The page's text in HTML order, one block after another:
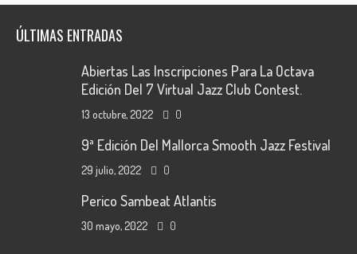
ÚLTIMAS ENTRADAS
Abiertas Las Inscripciones Para La Octava
Edición Del 7 Virtual Jazz Club Contest.
13 octubre, 2022 0
9ª Edición Del Mallorca Smooth Jazz Festival
29 julio, 2022 0
Perico Sambeat Atlantis
30 mayo, 2022 0